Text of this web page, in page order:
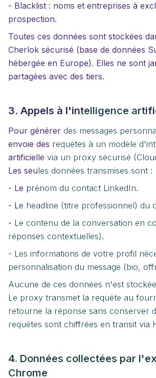
- Blacklist : noms et entreprises à
prospection.
Toutes ces données sont stockées
Cherlok sécurisé (base de données
hébergée en Europe). Elles ne sont
partagées avec des tiers.
3. Appels à l'intelligence
Pour générer des messages
envoie des requêtes à un modèle
artificielle via un proxy sécurisé
Les seules données transmises sont :
- Le prénom du contact LinkedIn.
- Le headline (titre professionnel) du
- Le contenu de la conversation en
réponses contextuelles).
- Les informations de votre profil
personnalisation du message (bio,
Aucune de ces données n'est
Le proxy transmet la requête au
retourne la réponse sans conserver
requêtes sont chiffrées en transit via
4. Données collectées par
Chrome